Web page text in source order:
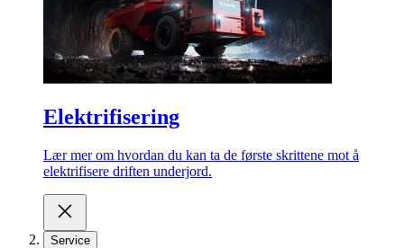
Elektrifisering
Lær mer om hvordan du kan ta de første skrittene mot å
elektrifisere driften underjord.
Service